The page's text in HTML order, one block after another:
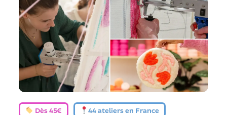
Dès 45€ 44 ateliers en France